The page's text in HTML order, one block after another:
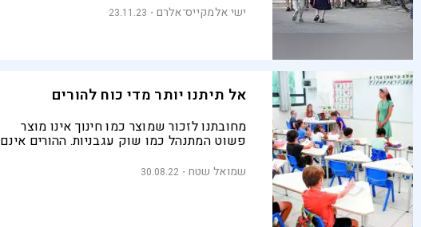
הארצית תומכת ברעיון ביטול החופשה: "ילדי
ישראל, למודי סגרי הקורונה והמלחמה, זקוקים
ישי אלמקייס־אלרם 23.11.23
אל תיתנו יותר מדי כוח להורים
מחובתנו לזכור שמוצר כמו חינוך אינו מוצר
פשוט המתנהל כמו שוק עגבניות. ההורים אינם
ואוי לנו אם ניתן את עיקר המשקל בידי ההורים
שמואל שטח 30.08.22